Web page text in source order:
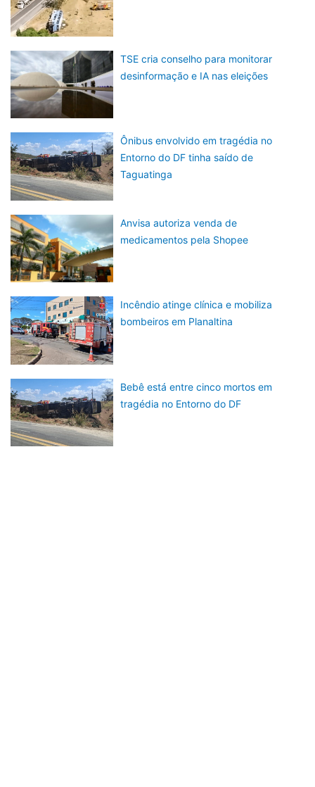
TSE cria conselho para monitorar
desinformação e IA nas eleições
Ônibus envolvido em tragédia no
Entorno do DF tinha saído de
Taguatinga
Anvisa autoriza venda de
medicamentos pela Shopee
Incêndio atinge clínica e mobiliza
bombeiros em Planaltina
Bebê está entre cinco mortos em
tragédia no Entorno do DF